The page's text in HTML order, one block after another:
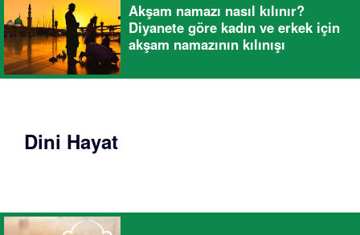
Akşam namazı nasıl kılınır?
Diyanete göre kadın ve erkek için
akşam namazının kılınışı
Dini Hayat